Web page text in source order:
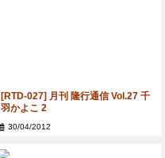
[RTD-027] 月刊 隆行通信 Vol.27 千
羽かよこ 2
30/04/2012